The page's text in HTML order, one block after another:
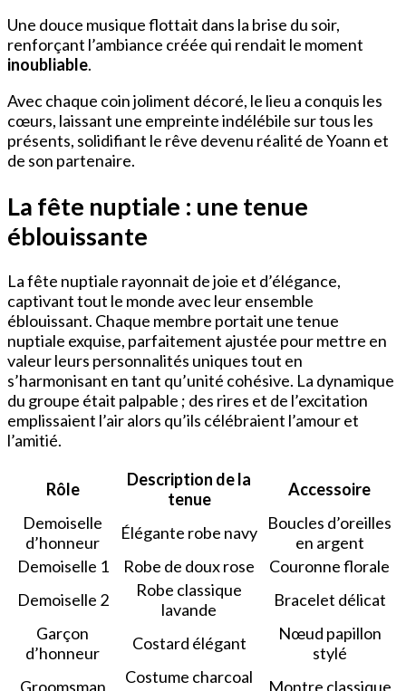
Une douce musique flottait dans la brise du soir,
renforçant l’ambiance créée qui rendait le moment
inoubliable.
Avec chaque coin joliment décoré, le lieu a conquis les
cœurs, laissant une empreinte indélébile sur tous les
présents, solidifiant le rêve devenu réalité de Yoann et
de son partenaire.
La fête nuptiale : une tenue
éblouissante
La fête nuptiale rayonnait de joie et d’élégance,
captivant tout le monde avec leur ensemble
éblouissant. Chaque membre portait une tenue
nuptiale exquise, parfaitement ajustée pour mettre en
valeur leurs personnalités uniques tout en
s’harmonisant en tant qu’unité cohésive. La dynamique
du groupe était palpable ; des rires et de l’excitation
emplissaient l’air alors qu’ils célébraient l’amour et
l’amitié.
Rôle
Description de la
tenue
Accessoire
Demoiselle
d’honneur
Élégante robe navy Boucles d’oreilles
en argent
Demoiselle 1
Robe de doux rose
Couronne florale
Demoiselle 2
Robe classique
lavande
Bracelet délicat
Garçon
d’honneur
Costard élégant
Nœud papillon
stylé
Groomsman
Costume charcoal
Montre classique